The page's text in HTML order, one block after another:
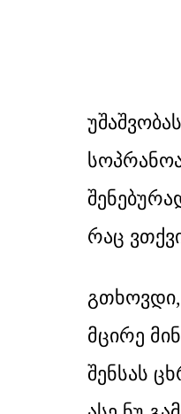
რაც
გთხოვდი,
მცირე
შენსას